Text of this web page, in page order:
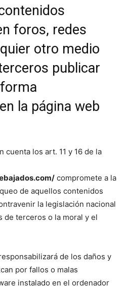
foros, redes
otro medio
publicar
la página web
cuenta los art. 11 y 16 de la
compromete a la
de aquellos contenidos
la legislación nacional
de terceros o la moral y el
de los daños y
por fallos o malas
instalado en el ordenador